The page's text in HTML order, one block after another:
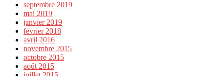
septembre 2019
mai 2019
janvier 2019
février 2018
avril 2016
novembre 2015
octobre 2015
août 2015